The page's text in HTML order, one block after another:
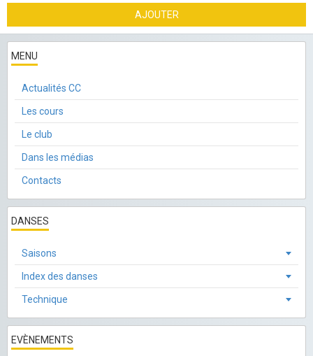
AJOUTER
MENU
Actualités CC
Les cours
Le club
Dans les médias
Contacts
DANSES
Saisons
Index des danses
Technique
EVÈNEMENTS